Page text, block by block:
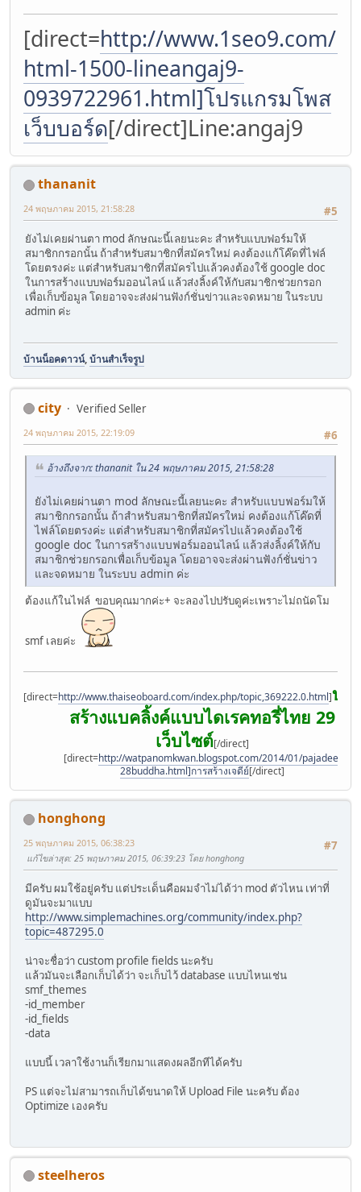
[direct=http://www.1seo9.com/
html-1500-lineangaj9-
0939722961.html]โปรแกรมโพส
เว็บบอร์ด[/direct]Line:angaj9
thananit
#5
24 พฤษภาคม 2015, 21:58:28
ยังไม่เคยผ่านตา mod ลักษณะนี้เลยนะคะ สำหรับแบบฟอร์มให้
สมาชิกกรอกนั้น ถ้าสำหรับสมาชิกที่สมัครใหม่ คงต้องแก้โค๊ดที่ไฟล์
โดยตรงค่ะ แต่สำหรับสมาชิกที่สมัครไปแล้วคงต้องใช้ google doc
ในการสร้างแบบฟอร์มออนไลน์ แล้วส่งลิ้งค์ให้กับสมาชิกช่วยกรอก
เพื่อเก็บข้อมูล โดยอาจจะส่งผ่านฟังก์ชั่นข่าวและจดหมาย ในระบบ
admin ค่ะ
บ้านน็อคดาวน์,บ้านสำเร็จรูป
city
Verified Seller
#6
24 พฤษภาคม 2015, 22:19:09
อ้างถึงจาก: thananit ใน 24 พฤษภาคม 2015, 21:58:28
ยังไม่เคยผ่านตา mod ลักษณะนี้เลยนะคะ สำหรับแบบฟอร์มให้
สมาชิกกรอกนั้น ถ้าสำหรับสมาชิกที่สมัครใหม่ คงต้องแก้โค๊ดที่
ไฟล์โดยตรงค่ะ แต่สำหรับสมาชิกที่สมัครไปแล้วคงต้องใช้
google doc ในการสร้างแบบฟอร์มออนไลน์ แล้วส่งลิ้งค์ให้กับ
สมาชิกช่วยกรอกเพื่อเก็บข้อมูล โดยอาจจะส่งผ่านฟังก์ชั่นข่าว
และจดหมาย ในระบบ admin ค่ะ
ต้องแก้ในไฟล์ ขอบคุณมากค่ะ+ จะลองไปปรับดูค่ะเพราะไม่ถนัดโม
smf เลยค่ะ
[direct=http://www.thaiseoboard.com/index.php/topic,369222.0.html]บริ
สร้างแบคลิ้งค์แบบไดเรคทอรี่ไทย 29
เว็บไซต์[/direct]
[direct=http://watpanomkwan.blogspot.com/2014/01/pajadee-
28buddha.html]การสร้างเจดีย์[/direct]
honghong
#7
25 พฤษภาคม 2015, 06:38:23
แก้ไขล่าสุด: 25 พฤษภาคม 2015, 06:39:23 โดย honghong
มีครับ ผมใช้อยู่ครับ แต่ประเด็นคือผมจำไม่ได้ว่า mod ตัวไหน เท่าที่
ดูมันจะมาแบบ
http://www.simplemachines.org/community/index.php?
topic=487295.0
น่าจะชื่อว่า custom profile fields นะครับ
แล้วมันจะเลือกเก็บได้ว่า จะเก็บไว้ database แบบไหนเช่น
smf_themes
-id_member
-id_fields
-data
แบบนี้ เวลาใช้งานก็เรียกมาแสดงผลอีกทีได้ครับ
PS แต่จะไม่สามารถเก็บได้ขนาดให้ Upload File นะครับ ต้อง
Optimize เองครับ
steelheros